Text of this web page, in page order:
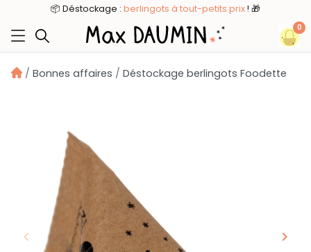
📦 Déstockage : berlingots à tout-petits prix! 🎁
0
Bonnes affaires Déstockage berlingots Foodette
Précédent
keyboard_arrow_left keyboard_arrow_right